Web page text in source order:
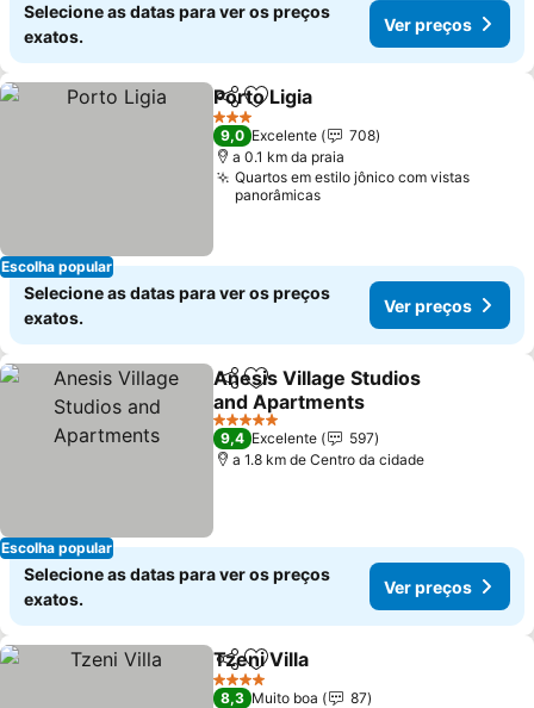
Selecione as datas para ver os preços
exatos.
Ver preços
Escolha popular
PartilharAdicionar aos favoritos
Porto Ligia
3 Estrelas
9,0 Excelente
708
a 0.1 km da praia
Quartos em estilo jônico com vistas
panorâmicas
Selecione as datas para ver os preços
exatos.
Ver preços
Escolha popular
PartilharAdicionar aos favoritos
Anesis Village Studios
and Apartments
Ver preços
5 Estrelas
9,4 Excelente
597
a 1.8 km de Centro da cidade
Selecione as datas para ver os preços
exatos.
Ver preços
PartilharAdicionar aos favoritos
Tzeni Villa
4 Estrelas
8,3 Muito boa
87